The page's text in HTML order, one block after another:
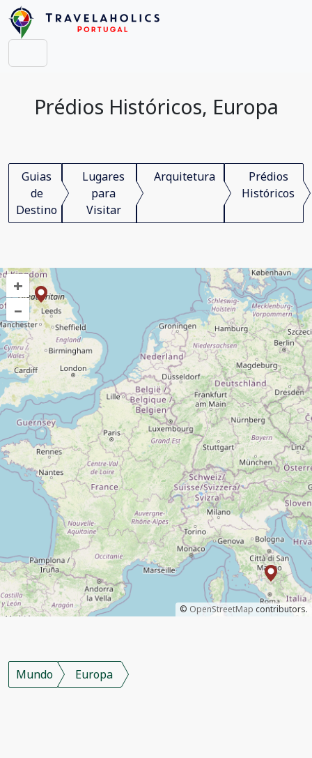
Prédios Históricos, Europa
Guias
de
Destino
Lugares
para
Visitar
Arquitetura
Prédios
Históricos
+
–
© OpenStreetMap contributors.
Mundo Europa